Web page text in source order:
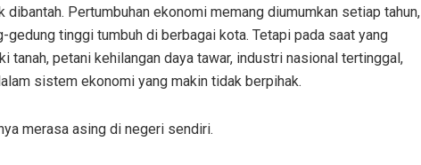
Pertumbuhan ekonomi memang diumumkan setiap tahun,
tinggi tumbuh di berbagai kota. Tetapi pada saat yang
tanah, petani kehilangan daya tawar, industri nasional tertinggal,
sistem ekonomi yang makin tidak berpihak.
merasa asing di negeri sendiri.